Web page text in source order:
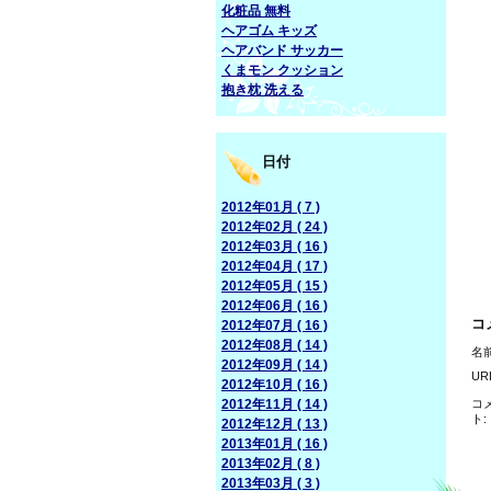
コ
名
コ
ト:
化粧品 無料
ヘアゴム キッズ
ヘアバンド サッカー
くまモン クッション
抱き枕 洗える
日付
2012年01月 ( 7 )
2012年02月 ( 24 )
2012年03月 ( 16 )
2012年04月 ( 17 )
2012年05月 ( 15 )
2012年06月 ( 16 )
2012年07月 ( 16 )
2012年08月 ( 14 )
2012年09月 ( 14 )
2012年10月 ( 16 )
2012年11月 ( 14 )
2012年12月 ( 13 )
2013年01月 ( 16 )
2013年02月 ( 8 )
2013年03月 ( 3 )